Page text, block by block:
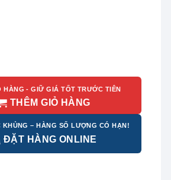
HÀNG - GIỮ GIÁ TỐT TRƯỚC TIÊN
THÊM GIỎ HÀNG
– HÀNG SỐ LƯỢNG CÓ HẠN!
ĐẶT HÀNG ONLINE